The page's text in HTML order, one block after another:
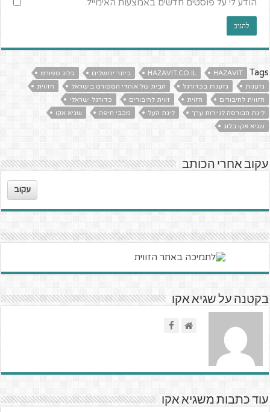
הודע לי על פוסטים חדשים באמצעות האימייל.
Tags
HAZAVIT
HAZAVIT.CO.IL ביתר ירושלים
בלוג ספורט
גזענות
גזענות בכדורגל הבית של אוהדי הספורט בישראל
הזווית
הזווית לחיבורים
הזוית זווית לחיבורים
כדורגל ישראלי
ליגת הבורסה לניירות ערך
ליגת העל מכבי חיפה
שגיא אקו
שגיא אקו בלוג
עקוב אחרי הכותב
עקוב
בקטנה על שגיא אקו
עוד כתבות משגיא אקו